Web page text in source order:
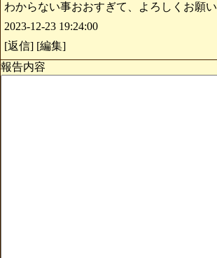
わからない事おおすぎて、よろしくお願
2023-12-23 19:24:00
[返信] [編集]
報告内容